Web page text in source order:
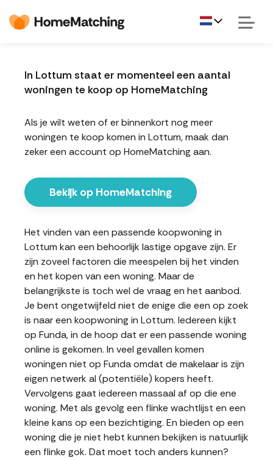
In Lottum staat er momenteel een aantal
woningen te koop op HomeMatching
Als je wilt weten of er binnenkort nog meer
woningen te koop komen in Lottum, maak dan
zeker een account op HomeMatching aan.
Bekijk op HomeMatching
Het vinden van een passende koopwoning in
Lottum kan een behoorlijk lastige opgave zijn. Er
zijn zoveel factoren die meespelen bij het vinden
en het kopen van een woning. Maar de
belangrijkste is toch wel de vraag en het aanbod.
Je bent ongetwijfeld niet de enige die een op zoek
is naar een koopwoning in Lottum. Iedereen kijkt
op Funda, in de hoop dat er een passende woning
online is gekomen. In veel gevallen komen
woningen niet op Funda omdat de makelaar is zijn
eigen netwerk al (potentiële) kopers heeft.
Vervolgens gaat iedereen massaal af op die ene
woning. Met als gevolg een flinke wachtlijst en een
kleine kans op een bezichtiging. En bieden op een
woning die je niet hebt kunnen bekijken is natuurlijk
een flinke gok. Dat moet toch anders kunnen?